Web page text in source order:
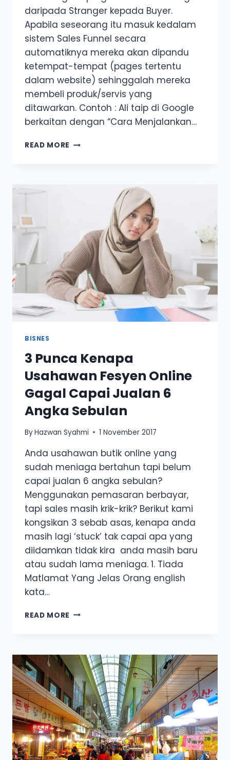
daripada Stranger kepada Buyer.
Apabila seseorang itu masuk kedalam
sistem Sales Funnel secara
automatiknya mereka akan dipandu
ketempat-tempat (pages tertentu
dalam website) sehinggalah mereka
membeli produk/servis yang
ditawarkan. Contoh : Ali taip di Google
berkaitan dengan “Cara Menjalankan…
READ MORE SALES
BISNES
3 Punca Kenapa
Usahawan Fesyen Online
Gagal Capai Jualan 6
Angka Sebulan
ByHazwan Syahmi 1 November 2017
Anda usahawan butik online yang
sudah meniaga bertahun tapi belum
capai jualan 6 angka sebulan?
Menggunakan pemasaran berbayar,
tapi sales masih krik-krik? Berikut kami
kongsikan 3 sebab asas, kenapa anda
masih lagi ‘stuck’ tak capai apa yang
diidamkan tidak kira anda masih baru
atau sudah lama meniaga. 1. Tiada
Matlamat Yang Jelas Orang english
kata…
READ MORE 3
FESYEN
ONLINE
GAGAL
CAPAI
JUALAN
6
ANGKA
SEBULAN